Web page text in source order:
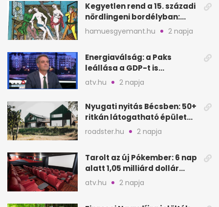
Kegyetlen rend a 15. századi
nördlingeni bordélyban:
verés, éheztetés
hamuesgyemant.hu 2 napja
Energiaválság: a Paks
leállása a GDP-t is
megütheti, int az
atv.hu 2 napja
Nyugati nyitás Bécsben: 50+
ritkán látogatható épület
nyílik meg
roadster.hu 2 napja
Tarolt az új Pókember: 6 nap
alatt 1,05 milliárd dollár
bevétel
atv.hu 2 napja